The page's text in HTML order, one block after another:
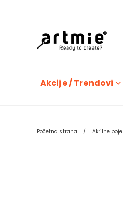
Akcije / Trendovi
Početna strana Akrilne boje